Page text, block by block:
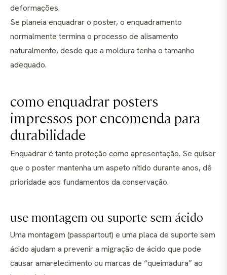
deformações.
Se planeia enquadrar o poster, o enquadramento
normalmente termina o processo de alisamento
naturalmente, desde que a moldura tenha o tamanho
adequado.
como enquadrar posters
impressos por encomenda para
durabilidade
Enquadrar é tanto proteção como apresentação. Se quiser
que o poster mantenha um aspeto nítido durante anos, dê
prioridade aos fundamentos da conservação.
use montagem ou suporte sem ácido
Uma montagem (passpartout) e uma placa de suporte sem
ácido ajudam a prevenir a migração de ácido que pode
causar amarelecimento ou marcas de “queimadura” ao